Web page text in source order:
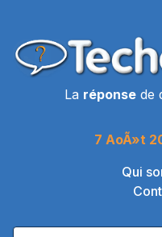
La réponsede
7 AoÃ»t
Qui